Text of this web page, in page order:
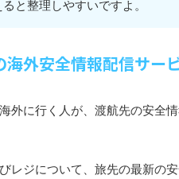
と整理しやすいですよ。
外安全情報配信サー
外に行く人が、渡航先の安全
レジについて、旅先の最新の